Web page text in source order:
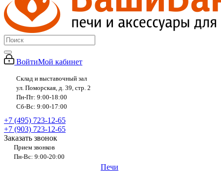
ВойтиМой кабинет
Склад и выставочный зал
ул. Поморская, д. 39, стр. 2
Пн-Пт: 9:00-18:00
Сб-Вс: 9:00-17:00
+7 (495) 723-12-65
+7 (903) 723-12-65
Заказать звонок
Прием звонков
Пн-Вс: 9:00-20:00
Печи